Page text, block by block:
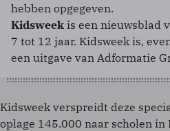
hebben opgegeven.
Kidsweek is een nieuwsblad
7 tot 12 jaar. Kidsweek is,
een uitgave van Adformatie
Kidsweek verspreidt deze
oplage 145.000 naar scholen in